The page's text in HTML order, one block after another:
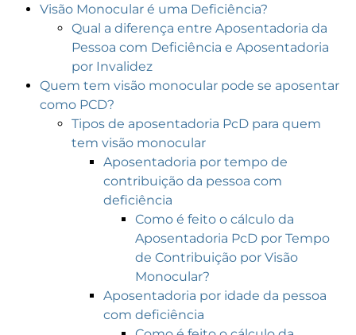
Visão Monocular é uma Deficiência?
Qual a diferença entre Aposentadoria da
Pessoa com Deficiência e Aposentadoria
por Invalidez
Quem tem visão monocular pode se aposentar
como PCD?
Tipos de aposentadoria PcD para quem
tem visão monocular
Aposentadoria por tempo de
contribuição da pessoa com
deficiência
Como é feito o cálculo da
Aposentadoria PcD por Tempo
de Contribuição por Visão
Monocular?
Aposentadoria por idade da pessoa
com deficiência